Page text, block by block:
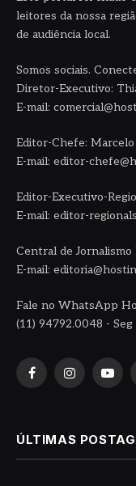
leitores da nossa
de audiência local.
Somos sociais.
Diretor-Executivo:
E-mail:
Editor-Chefe:
E-mail: editor-
Editor-Executivo-
E-mail: editor-
Central de Jornalismo
E-mail:
Fale no WhatsApp
(11) 94792.0048 -
FacebookInstagram
ÚLTIMAS